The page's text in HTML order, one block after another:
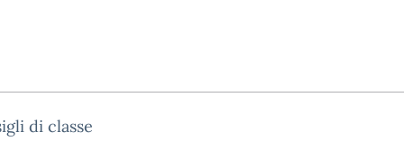
di classe